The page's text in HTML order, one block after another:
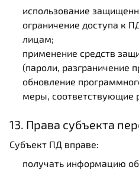
использование
ограничение доступа к
лицам;
применение средств
(пароли, разграничение
обновление
меры, соответствующие
13. Права субъекта
Субъект ПД вправе:
получать информацию